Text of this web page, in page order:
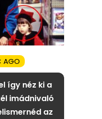
AGO
így néz ki a
imádnivaló
az